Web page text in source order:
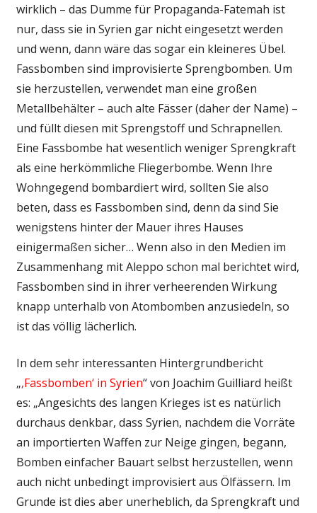
wirklich – das Dumme für Propaganda-Fatemah ist
nur, dass sie in Syrien gar nicht eingesetzt werden
und wenn, dann wäre das sogar ein kleineres Übel.
Fassbomben sind improvisierte Sprengbomben. Um
sie herzustellen, verwendet man eine großen
Metallbehälter – auch alte Fässer (daher der Name) –
und füllt diesen mit Sprengstoff und Schrapnellen.
Eine Fassbombe hat wesentlich weniger Sprengkraft
als eine herkömmliche Fliegerbombe. Wenn Ihre
Wohngegend bombardiert wird, sollten Sie also
beten, dass es Fassbomben sind, denn da sind Sie
wenigstens hinter der Mauer ihres Hauses
einigermaßen sicher… Wenn also in den Medien im
Zusammenhang mit Aleppo schon mal berichtet wird,
Fassbomben sind in ihrer verheerenden Wirkung
knapp unterhalb von Atombomben anzusiedeln, so
ist das völlig lächerlich.
In dem sehr interessanten Hintergrundbericht
„‚Fassbomben‘ in Syrien“ von Joachim Guilliard heißt
es: „Angesichts des langen Krieges ist es natürlich
durchaus denkbar, dass Syrien, nachdem die Vorräte
an importierten Waffen zur Neige gingen, begann,
Bomben einfacher Bauart selbst herzustellen, wenn
auch nicht unbedingt improvisiert aus Ölfässern. Im
Grunde ist dies aber unerheblich, da Sprengkraft und